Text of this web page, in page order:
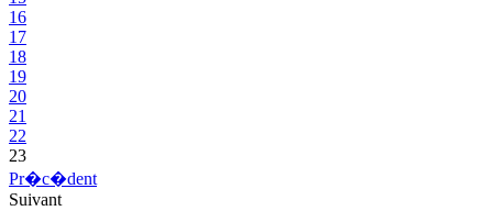
16
17
18
19
20
21
22
23
Pr�c�dent
Suivant